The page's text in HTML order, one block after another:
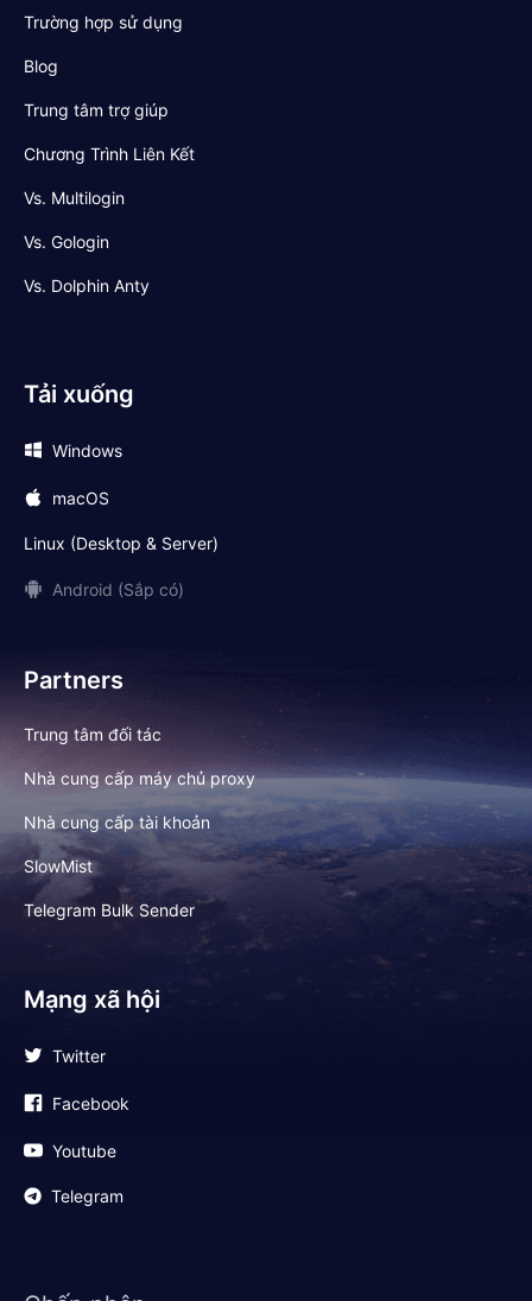
Trường hợp sử dụng
Blog
Trung tâm trợ giúp
Chương Trình Liên Kết
Vs. Multilogin
Vs. Gologin
Vs. Dolphin Anty
Tải xuống
Windows
macOS
Linux (Desktop & Server)
Android (Sắp có)
Partners
Trung tâm đối tác
Nhà cung cấp máy chủ proxy
Nhà cung cấp tài khoản
SlowMist
Telegram Bulk Sender
Mạng xã hội
Twitter
Facebook
Youtube
Telegram